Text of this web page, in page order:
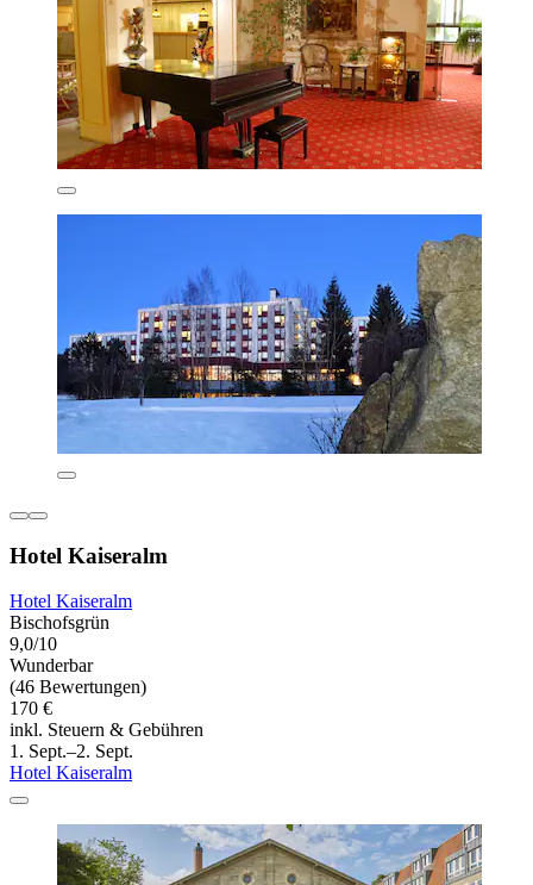
Hotel Kaiseralm
Hotel Kaiseralm
Bischofsgrün
9,0/10
Wunderbar
(46 Bewertungen)
170 €
inkl. Steuern & Gebühren
1. Sept.–2. Sept.
Hotel Kaiseralm